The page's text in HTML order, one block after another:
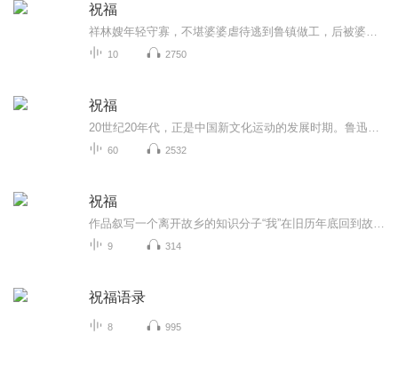
祝福
10 2750
祝福
60 2532
祝福
9 314
祝福语录
8 995